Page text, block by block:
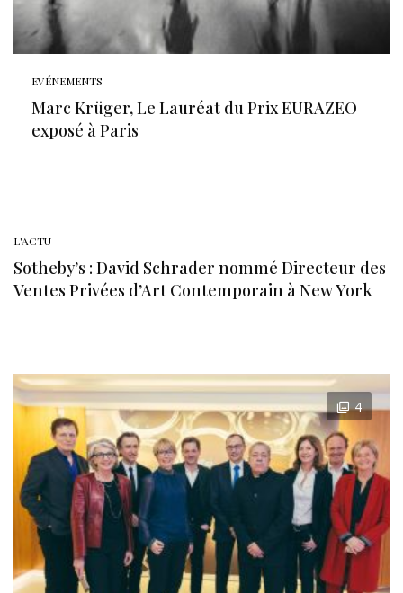
EVÉNEMENTS
Marc Krüger, Le Lauréat du Prix EURAZEO
exposé à Paris
L'ACTU
Sotheby’s : David Schrader nommé Directeur des
Ventes Privées d’Art Contemporain à New York
4